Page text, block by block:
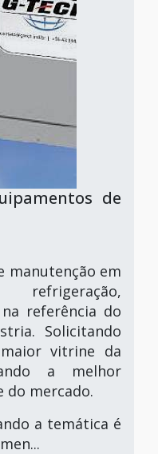
de
manutenção em
referência do
Solicitando
vitrine da
a melhor
do mercado.
a temática é